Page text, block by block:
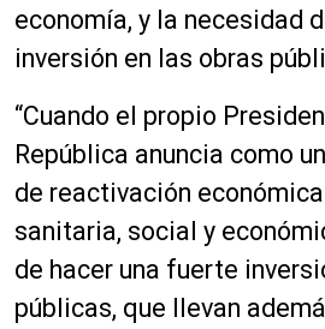
economía, y la necesidad
inversión en las obras
“Cuando el propio
República anuncia como
de reactivación
sanitaria, social y
de hacer una fuerte
públicas, que llevan